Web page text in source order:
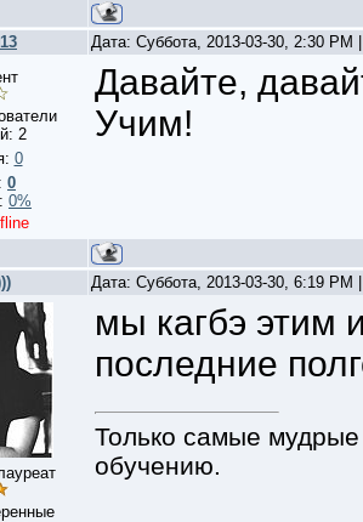
Дата: Суббота, 2013-03-30, 2:30
2
0
0
0%
Давайте,
Учим!
Дата: Суббота, 2013-03-30, 6:19
мы кагбэ этим
последние
Только самые
обучению.